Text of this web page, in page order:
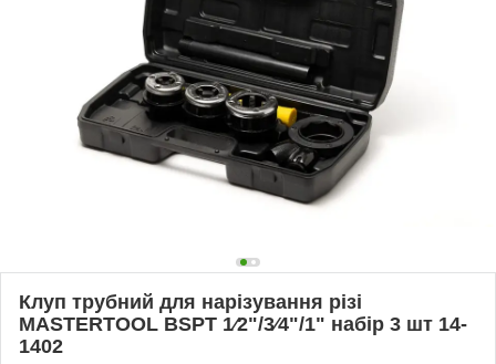
Клуп трубний для нарізування різі
MASTERTOOL BSPT 1⁄2"/3⁄4"/1" набір 3 шт 14-
1402